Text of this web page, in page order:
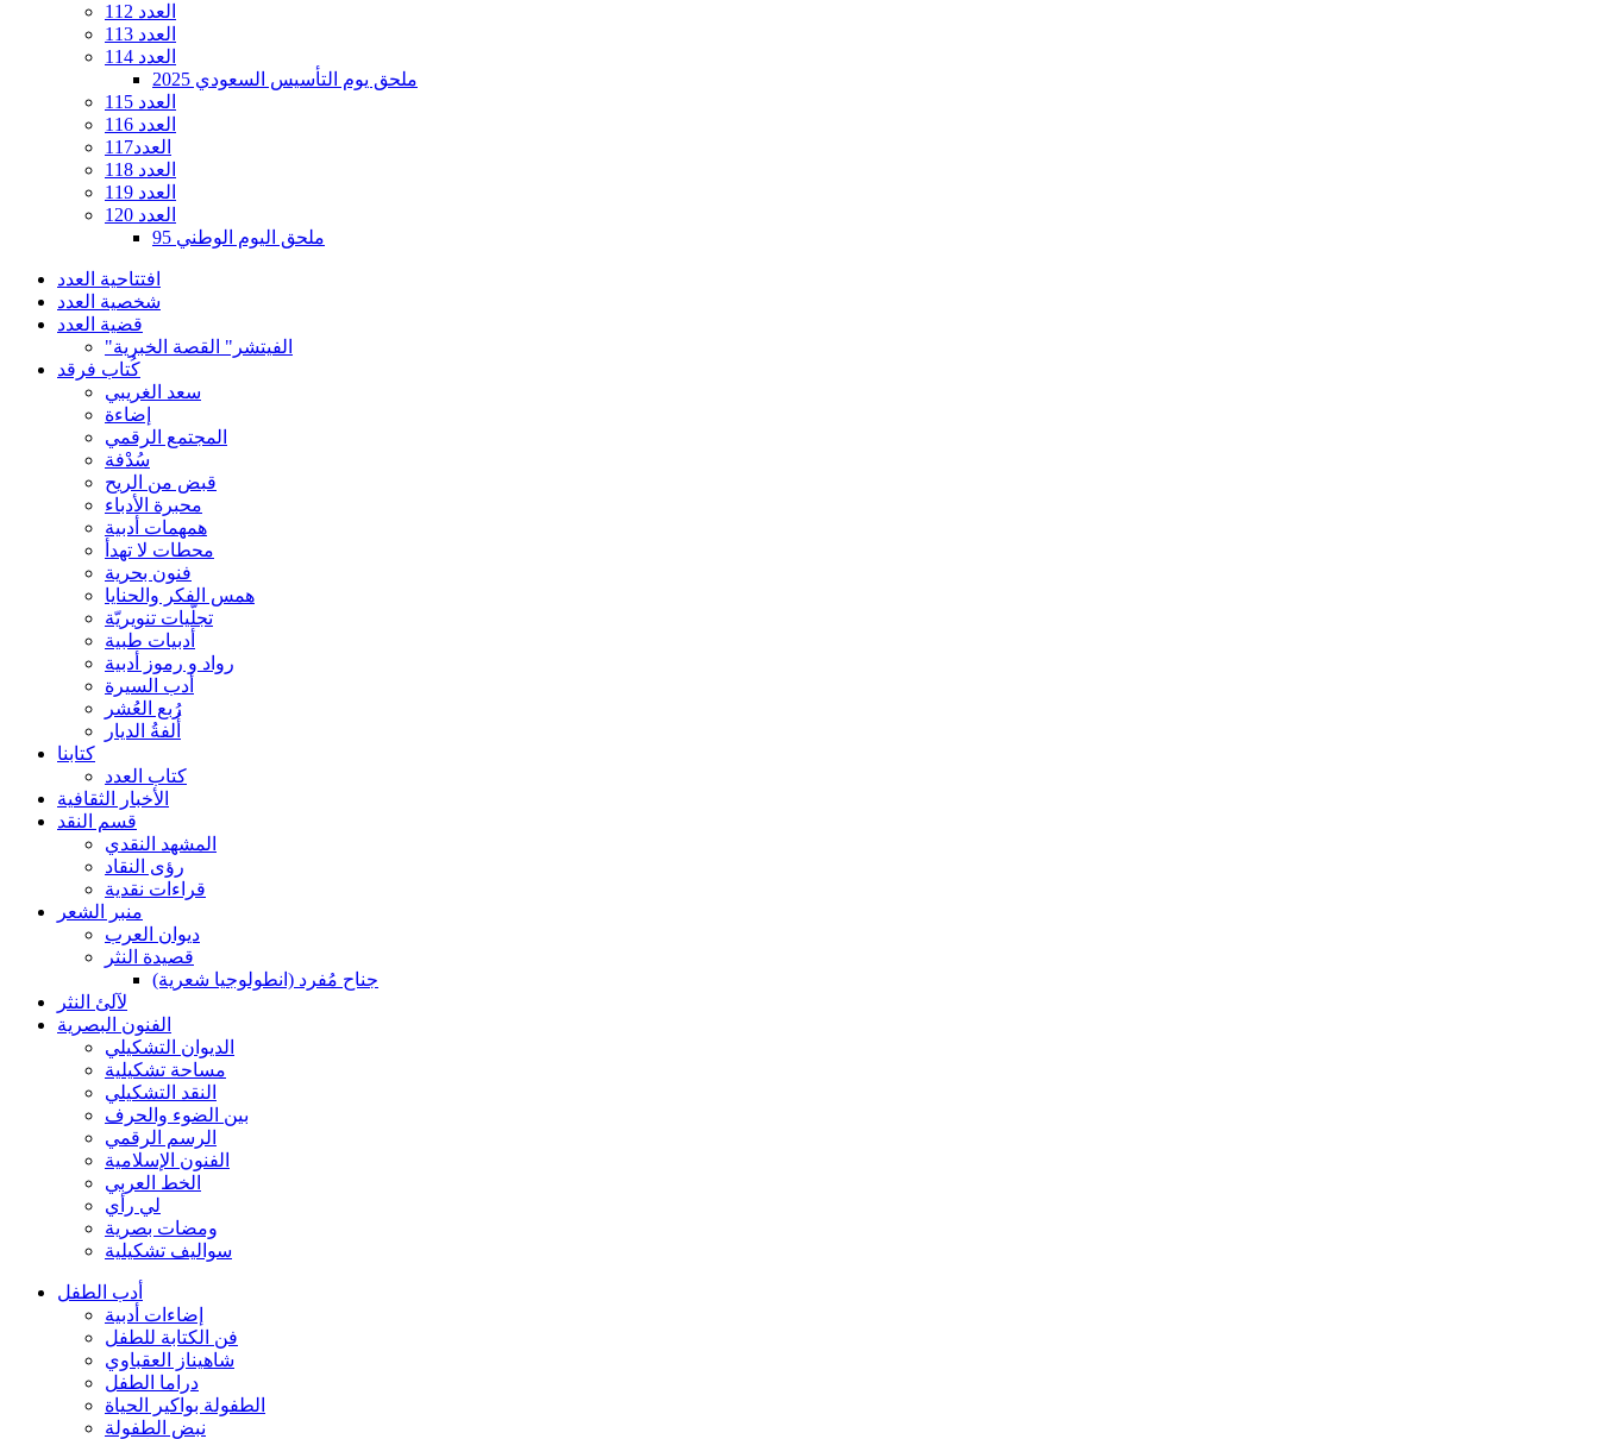
العدد 112
العدد 113
العدد 114
ملحق يوم التأسيس السعودي 2025
العدد 115
العدد 116
العدد117
العدد 118
العدد 119
العدد 120
ملحق اليوم الوطني 95
افتتاحية العدد
شخصية العدد
قضية العدد
"الفيتشر" القصة الخبرية
كُتاب فرقد
سعد الغريبي
إضاءة
المجتمع الرقمي
سُدْفة
قبض من الريح
محبرة الأدباء
همهمات أدبية
محطات لا تهدأ
فنون بحرية
همس الفكر والحنايا
تجلّيات تنويريّة
أدبيات طبية
رواد و رموز أدبية
أدب السيرة
رُبع العُشر
أُلفةُ الديار
كتابنا
كتاب العدد
الأخبار الثقافية
قسم النقد
المشهد النقدي
رؤى النقاد
قراءات نقدية
منبر الشعر
ديوان العرب
قصيدة النثر
جناح مُفرد (انطولوجيا شعرية)
لآلئ النثر
الفنون البصرية
الديوان التشكيلي
مساحة تشكيلية
النقد التشكيلي
بين الضوء والحرف
الرسم الرقمي
الفنون الإسلامية
الخط العربي
لي رأي
ومضات بصرية
سواليف تشكيلية
أدب الطفل
إضاءات أدبية
فن الكتابة للطفل
شاهيناز العقباوي
دراما الطفل
الطفولة بواكير الحياة
نبض الطفولة